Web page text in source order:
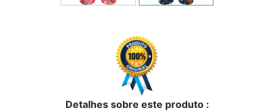
Detalhes sobre este produto :